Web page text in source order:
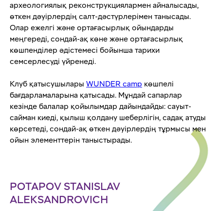
археологиялық реконструкциялармен айналысады,
өткен дәуірлердің салт-дәстүрлерімен танысады.
Олар ежелгі және ортағасырлық ойындарды
меңгереді, сондай-ақ көне және ортағасырлық
көшпенділер әдістемесі бойынша тарихи
семсерлесуді үйренеді.
Клуб қатысушылары WUNDER camp көшпелі
бағдарламаларына қатысады. Мұндай сапарлар
кезінде балалар қойылымдар дайындайды: сауыт-
сайман киеді, қылыш қолдану шеберлігін, садақ атуды
көрсетеді, сондай-ақ өткен дәуірлердің тұрмысы мен
ойын элементтерін таныстырады.
POTAPOV STANISLAV
ALEKSANDROVICH